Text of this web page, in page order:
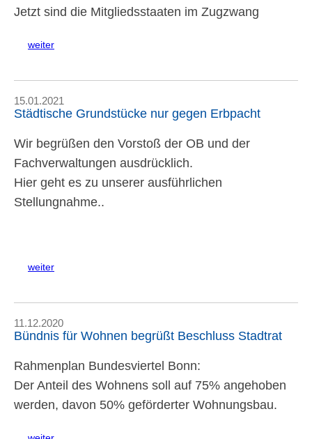
Jetzt sind die Mitgliedsstaaten im Zugzwang
weiter
15.01.2021
Städtische Grundstücke nur gegen Erbpacht
Wir begrüßen den Vorstoß der OB und der
Fachverwaltungen ausdrücklich.
Hier geht es zu unserer ausführlichen
Stellungnahme..
weiter
11.12.2020
Bündnis für Wohnen begrüßt Beschluss Stadtrat
Rahmenplan Bundesviertel Bonn:
Der Anteil des Wohnens soll auf 75% angehoben
werden, davon 50% geförderter Wohnungsbau.